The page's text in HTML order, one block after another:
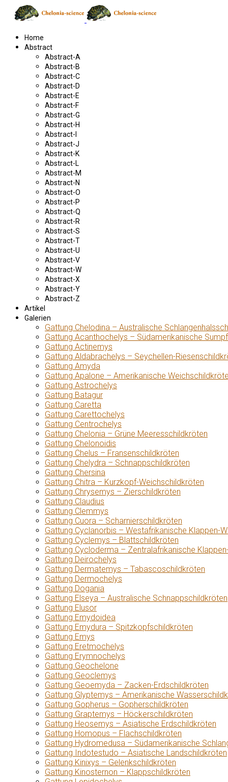
Home
Abstract
Abstract-A
Abstract-B
Abstract-C
Abstract-D
Abstract-E
Abstract-F
Abstract-G
Abstract-H
Abstract-I
Abstract-J
Abstract-K
Abstract-L
Abstract-M
Abstract-N
Abstract-O
Abstract-P
Abstract-Q
Abstract-R
Abstract-S
Abstract-T
Abstract-U
Abstract-V
Abstract-W
Abstract-X
Abstract-Y
Abstract-Z
Artikel
Galerien
Gattung Chelodina – Australische
Gattung Acanthochelys – Südamerikanische
Gattung Actinemys
Gattung Aldabrachelys – Seychellen-
Gattung Amyda
Gattung Apalone – Amerikanische
Gattung Astrochelys
Gattung Batagur
Gattung Caretta
Gattung Carettochelys
Gattung Centrochelys
Gattung Chelonia – Grüne Meeresschildkröten
Gattung Chelonoidis
Gattung Chelus – Fransenschildkröten
Gattung Chelydra – Schnappschildkröten
Gattung Chersina
Gattung Chitra – Kurzkopf-Weichschildkröten
Gattung Chrysemys – Zierschildkröten
Gattung Claudius
Gattung Clemmys
Gattung Cuora – Scharnierschildkröten
Gattung Cyclanorbis – Westafrikanische Klappen-
Gattung Cyclemys – Blattschildkröten
Gattung Cycloderma – Zentralafrikanische
Gattung Deirochelys
Gattung Dermatemys – Tabascoschildkröten
Gattung Dermochelys
Gattung Dogania
Gattung Elseya – Australische Schnappschildkröten
Gattung Elusor
Gattung Emydoidea
Gattung Emydura – Spitzkopfschildkröten
Gattung Emys
Gattung Eretmochelys
Gattung Erymnochelys
Gattung Geochelone
Gattung Geoclemys
Gattung Geoemyda – Zacken-Erdschildkröten
Gattung Glyptemys – Amerikanische
Gattung Gopherus – Gopherschildkröten
Gattung Graptemys – Höckerschildkröten
Gattung Heosemys – Asiatische Erdschildkröten
Gattung Homopus – Flachschildkröten
Gattung Hydromedusa – Südamerikanische
Gattung Indotestudo – Asiatische Landschildkröten
Gattung Kinixys – Gelenkschildkröten
Gattung Kinosternon – Klappschildkröten